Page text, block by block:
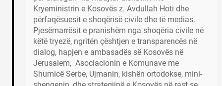
Kryeministrin e Kosovës z. Avdullah Hoti dhe
përfaqësuesit e shoqërisë civile dhe të medias.
Pjesëmarrësit e pranishëm nga shoqëria civile në
këtë tryezë, ngritën çështjen e transparencës në
dialog, hapjen e ambasadës së Kosovës në
Jerusalem, Asociacionin e Komunave me
Shumicë Serbe, Ujmanin, kishën ortodokse, mini-